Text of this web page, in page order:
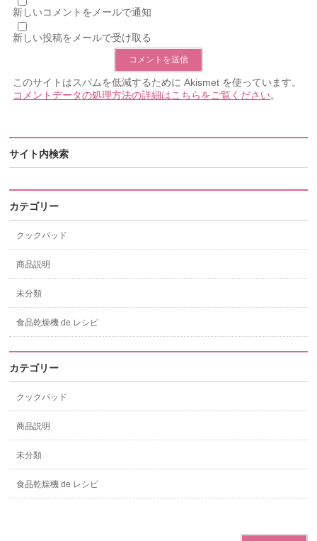
新しいコメントをメールで通知
新しい投稿をメールで受け取る
このサイトはスパムを低減するために Akismet を使っています。
コメントデータの処理方法の詳細はこちらをご覧ください。
サイト内検索
カテゴリー
クックパッド
商品説明
未分類
食品乾燥機 de レシピ
カテゴリー
クックパッド
商品説明
未分類
食品乾燥機 de レシピ